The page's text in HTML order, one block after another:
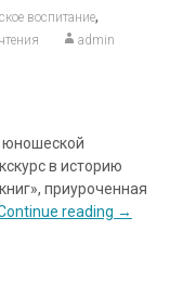
воспитание,
admin
юношеской
в историю
приуроченная
reading →